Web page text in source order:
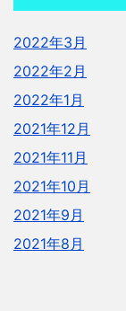
2022年3月
2022年2月
2022年1月
2021年12月
2021年11月
2021年10月
2021年9月
2021年8月